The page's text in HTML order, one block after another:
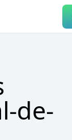
de-